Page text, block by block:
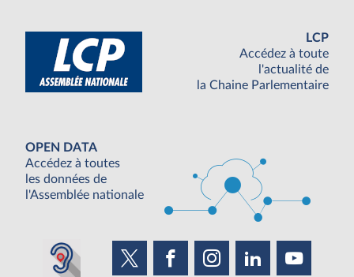
LCP
Accédez à toute
l'actualité de
la Chaine Parlementaire
OPEN DATA
Accédez à toutes
les données de
l'Assemblée nationale